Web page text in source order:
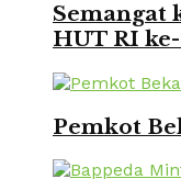
Semangat
HUT RI
Pemkot